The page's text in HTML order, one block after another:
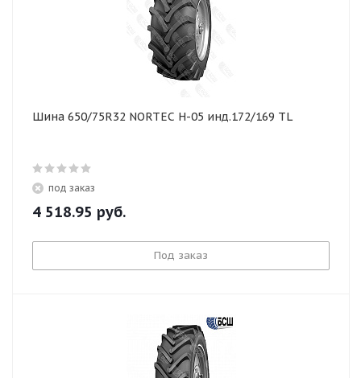
Шина 650/75R32 NORTEC Н-05 инд.172/169 TL
под заказ
4 518.95 руб.
Под заказ